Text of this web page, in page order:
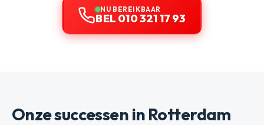
NU BEREIKBAAR
BEL 010 321 17 93
Onze successen in Rotterdam